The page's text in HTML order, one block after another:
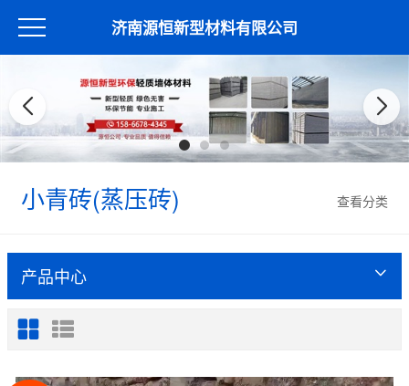
济南源恒新型材料有限公司
查看分类
小青砖(蒸压砖)
产品中心